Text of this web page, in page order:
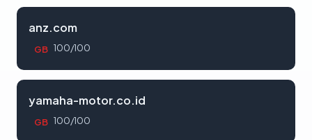
anz.com
GB 100/100
yamaha-motor.co.id
GB 100/100